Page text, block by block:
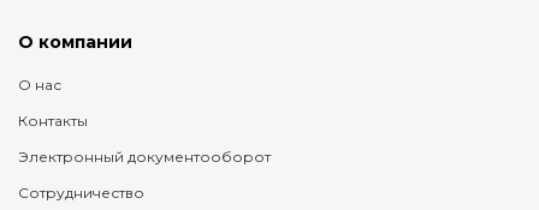
О компании
О нас
Контакты
Электронный документооборот
Сотрудничество